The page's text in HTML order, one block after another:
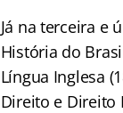
Já na terceira e
História do
Língua Inglesa
Direito e Direito